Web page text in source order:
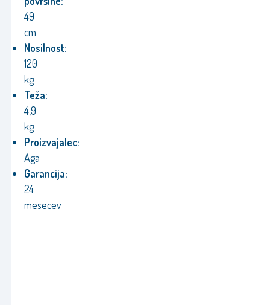
49
cm
Nosilnost:
120
kg
Teža:
4,9
kg
Proizvajalec:
Aga
Garancija:
24
mesecev